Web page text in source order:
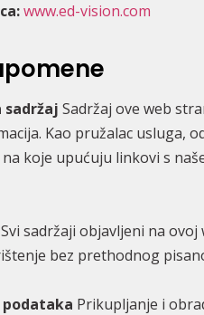
www.ed-vision.com
sadržaj Sadržaj ove web
Kao pružalac usluga,
koje upućuju linkovi s
Svi sadržaji objavljeni na
bez prethodnog
Prikupljanje i